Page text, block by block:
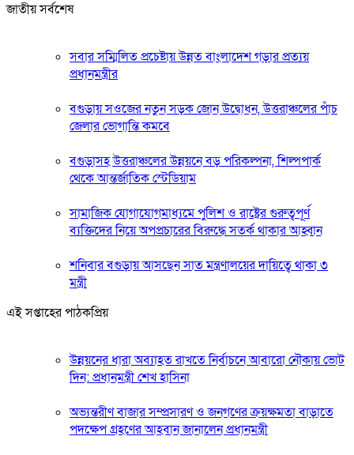
জাতীয় সর্বশেষ
সবার সম্মিলিত প্রচেষ্টায় উন্নত বাংলাদেশ গড়ার প্রত্যয়
প্রধানমন্ত্রীর
বগুড়ায় সওজের নতুন সড়ক জোন উদ্বোধন, উত্তরাঞ্চলের পাঁচ
জেলার ভোগান্তি কমবে
বগুড়াসহ উত্তরাঞ্চলের উন্নয়নে বড় পরিকল্পনা, শিল্পপার্ক
থেকে আন্তর্জাতিক স্টেডিয়াম
সামাজিক যোগাযোগমাধ্যমে পুলিশ ও রাষ্ট্রের গুরুত্বপূর্ণ
ব্যক্তিদের নিয়ে অপপ্রচারের বিরুদ্ধে সতর্ক থাকার আহ্বান
শনিবার বগুড়ায় আসছেন সাত মন্ত্রণালয়ের দায়িত্বে থাকা ৩
মন্ত্রী
এই সপ্তাহের পাঠকপ্রিয়
উন্নয়নের ধারা অব্যাহত রাখতে নির্বাচনে আবারো নৌকায় ভোট
দিন: প্রধানমন্ত্রী শেখ হাসিনা
অভ্যন্তরীণ বাজার সম্প্রসারণ ও জনগণের ক্রয়ক্ষমতা বাড়াতে
পদক্ষেপ গ্রহণের আহবান জানালেন প্রধানমন্ত্রী